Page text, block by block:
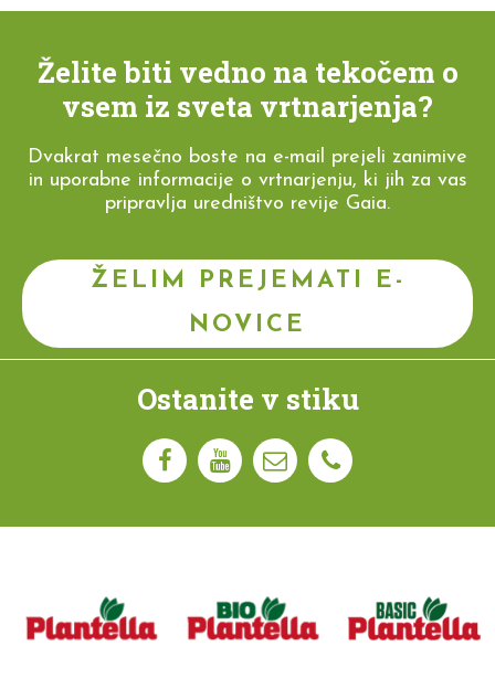
Želite biti vedno na tekočem o
vsem iz sveta vrtnarjenja?
Dvakrat mesečno boste na e-mail prejeli zanimive
in uporabne informacije o vrtnarjenju, ki jih za vas
pripravlja uredništvo revije Gaia.
ŽELIM PREJEMATI E-
NOVICE
Ostanite v stiku